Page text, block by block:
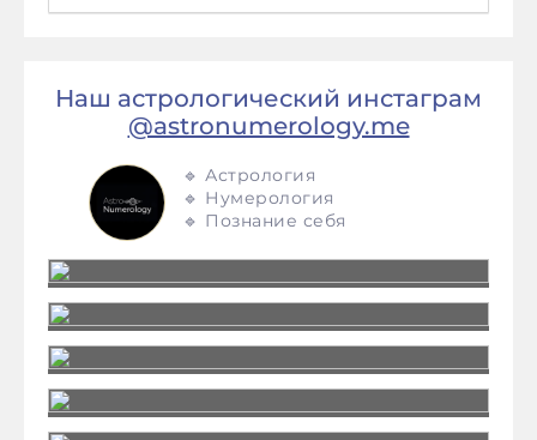
Наш астрологический инстаграм
@astronumerology.me
🔹 Астрология
🔹 Нумерология
🔹 Познание себя